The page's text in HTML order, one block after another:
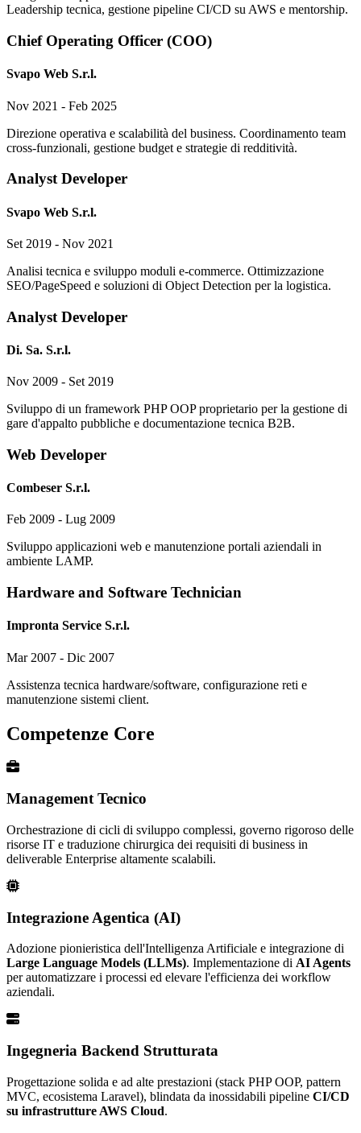
Leadership tecnica, gestione pipeline CI/CD su AWS e mentorship.
Chief Operating Officer (COO)
Svapo Web S.r.l.
Nov 2021 - Feb 2025
Direzione operativa e scalabilità del business. Coordinamento team
cross-funzionali, gestione budget e strategie di redditività.
Analyst Developer
Svapo Web S.r.l.
Set 2019 - Nov 2021
Analisi tecnica e sviluppo moduli e-commerce. Ottimizzazione
SEO/PageSpeed e soluzioni di Object Detection per la logistica.
Analyst Developer
Di. Sa. S.r.l.
Nov 2009 - Set 2019
Sviluppo di un framework PHP OOP proprietario per la gestione di
gare d'appalto pubbliche e documentazione tecnica B2B.
Web Developer
Combeser S.r.l.
Feb 2009 - Lug 2009
Sviluppo applicazioni web e manutenzione portali aziendali in
ambiente LAMP.
Hardware and Software Technician
Impronta Service S.r.l.
Mar 2007 - Dic 2007
Assistenza tecnica hardware/software, configurazione reti e
manutenzione sistemi client.
Competenze Core
Management Tecnico
Orchestrazione di cicli di sviluppo complessi, governo rigoroso delle
risorse IT e traduzione chirurgica dei requisiti di business in
deliverable Enterprise altamente scalabili.
Integrazione Agentica (AI)
Adozione pionieristica dell'Intelligenza Artificiale e integrazione di
Large Language Models (LLMs). Implementazione di AI Agents
per automatizzare i processi ed elevare l'efficienza dei workflow
aziendali.
Ingegneria Backend Strutturata
Progettazione solida e ad alte prestazioni (stack PHP OOP, pattern
MVC, ecosistema Laravel), blindata da inossidabili pipeline CI/CD
su infrastrutture AWS Cloud.